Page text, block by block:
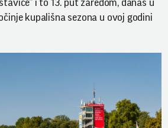
kupališna sezona u ovoj godini